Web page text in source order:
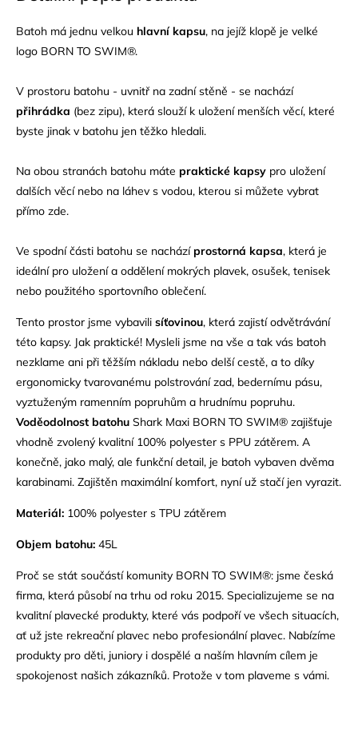
Batoh má jednu velkou hlavní kapsu, na jejíž klopě je velké
logo BORN TO SWIM®.
V prostoru batohu - uvnitř na zadní stěně - se nachází
přihrádka (bez zipu), která slouží k uložení menších věcí, které
byste jinak v batohu jen těžko hledali.
Na obou stranách batohu máte praktické kapsy pro uložení
dalších věcí nebo na láhev s vodou, kterou si můžete vybrat
přímo zde.
Ve spodní části batohu se nacházíprostorná kapsa, která je
ideální pro uložení a oddělení mokrých plavek, osušek, tenisek
nebo použitého sportovního oblečení.
Tento prostor jsme vybavili síťovinou, která zajistí odvětrávání
této kapsy. Jak praktické! Mysleli jsme na vše a tak vás batoh
nezklame ani při těžším nákladu nebo delší cestě, a to díky
ergonomicky tvarovanému polstrování zad, bedernímu pásu,
vyztuženým ramenním popruhům a hrudnímu popruhu.
Voděodolnost batohu Shark Maxi BORN TO SWIM® zajišťuje
vhodně zvolený kvalitní 100% polyester s PPU zátěrem. A
konečně, jako malý, ale funkční detail, je batoh vybaven dvěma
karabinami. Zajištěn maximální komfort, nyní už stačí jen vyrazit.
Materiál: 100% polyester s TPU zátěrem
Objem batohu: 45L
Proč se stát součástí komunity BORN TO SWIM®: jsme česká
firma, která působí na trhu od roku 2015. Specializujeme se na
kvalitní plavecké produkty, které vás podpoří ve všech situacích,
ať už jste rekreační plavec nebo profesionální plavec. Nabízíme
produkty pro děti, juniory i dospělé a naším hlavním cílem je
spokojenost našich zákazníků. Protože v tom plaveme s vámi.